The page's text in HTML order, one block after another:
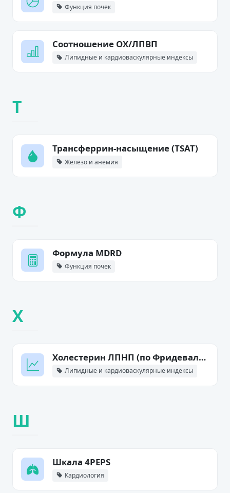
Функция почек
Соотношение ОХ/ЛПВП
Липидные и кардиоваскулярные индексы
Т
Трансферрин-насыщение (TSAT)
Железо и анемия
Ф
Формула MDRD
Функция почек
Х
Холестерин ЛПНП (по Фридевальду)
Липидные и кардиоваскулярные индексы
Ш
Шкала 4PEPS
Кардиология